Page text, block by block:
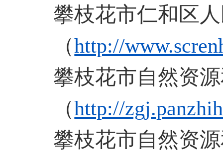
攀枝花市仁和区
（http://
攀枝花市自然资
（http://
攀枝花市自然资